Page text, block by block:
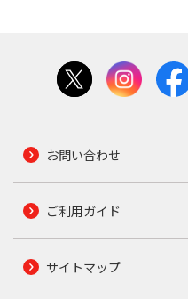
お問い合わせ
ご利用ガイド
サイトマップ